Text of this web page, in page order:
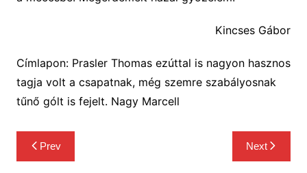
Kincses Gábor
Címlapon: Prasler Thomas ezúttal is nagyon hasznos
tagja volt a csapatnak, még szemre szabályosnak
tűnő gólt is fejelt. Nagy Marcell
Bejegyzés
navigáció
Prev Next